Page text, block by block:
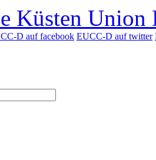
Küsten Union
D auf facebook EUCC-D auf twitter